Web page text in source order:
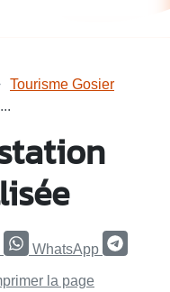
Tourisme Gosier
WhatsApp
la page